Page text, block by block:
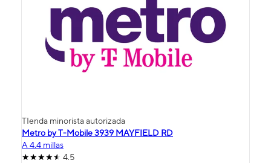
TIenda minorista autorizada
Metro by T-Mobile 3939 MAYFIELD RD
A 4.4 millas
4.5